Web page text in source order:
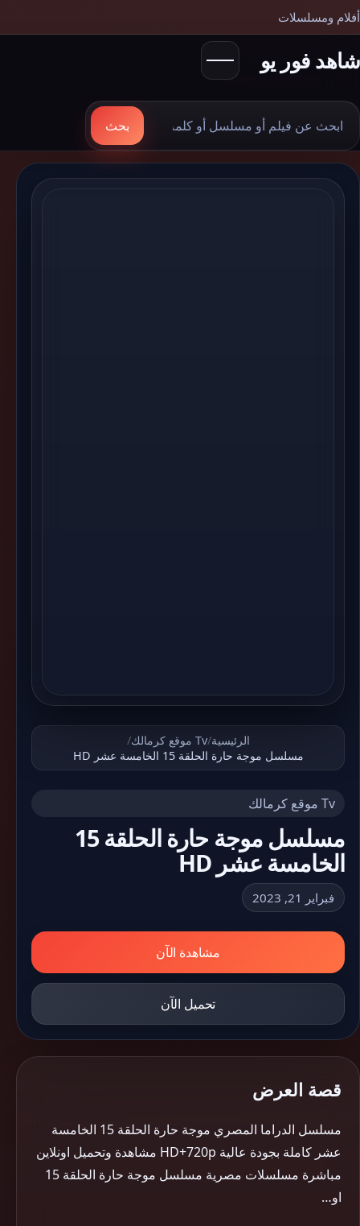
أفلام ومسلسلات
شاهد فور يو
ابحث
بحث
الرئيسية/Tv موقع كرمالك
/
مسلسل موجة حارة الحلقة 15 الخامسة عشر HD
Tv موقع كرمالك
مسلسل موجة حارة الحلقة 15
الخامسة عشر HD
فبراير 21, 2023
مشاهدة الآن
تحميل الآن
قصة العرض
مسلسل الدراما المصري موجة حارة الحلقة 15 الخامسة
عشر كاملة بجودة عالية HD+720p مشاهدة وتحميل اونلاين
مباشرة مسلسلات مصرية مسلسل موجة حارة الحلقة 15
او…